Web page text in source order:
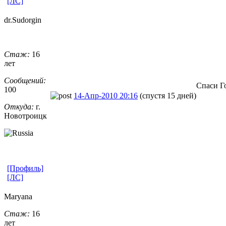
dr.Sudorgin
Стаж: 16
лет
Сообщений:
100
Откуда: г.
Новотроицк
14-Апр-2010 20:16 (спустя 15 дней)
Спаси
[Профиль]
[ЛС]
Maryana
Стаж: 16
лет